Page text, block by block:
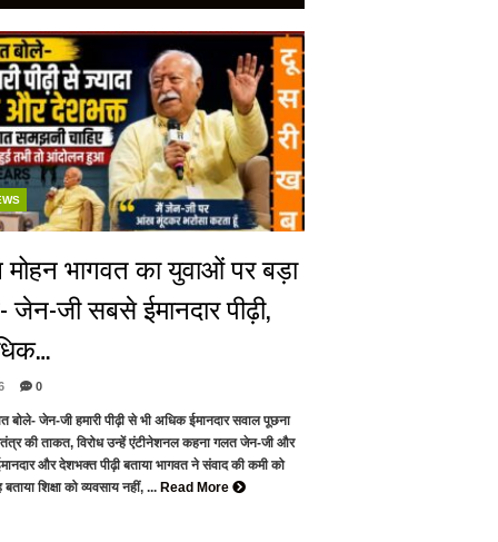
मोहन भागवत का युवाओं पर बड़ा
जेन-जी सबसे ईमानदार पीढ़ी,
0
बोले- जेन-जी हमारी पीढ़ी से भी अधिक ईमानदार सवाल पूछना
की ताकत, विरोध उन्हें एंटीनेशनल कहना गलत जेन-जी और
और देशभक्त पीढ़ी बताया भागवत ने संवाद की कमी को
शिक्षा को व्यवसाय नहीं, ... Read More